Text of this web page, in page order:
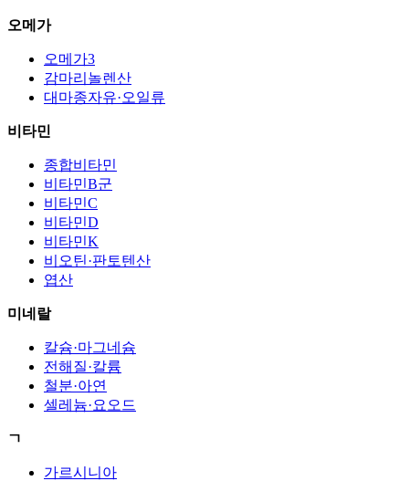
오메가
오메가3
감마리놀렌산
대마종자유·오일류
비타민
종합비타민
비타민B군
비타민C
비타민D
비타민K
비오틴·판토텐산
엽산
미네랄
칼슘·마그네슘
전해질·칼륨
철분·아연
셀레늄·요오드
ㄱ
가르시니아